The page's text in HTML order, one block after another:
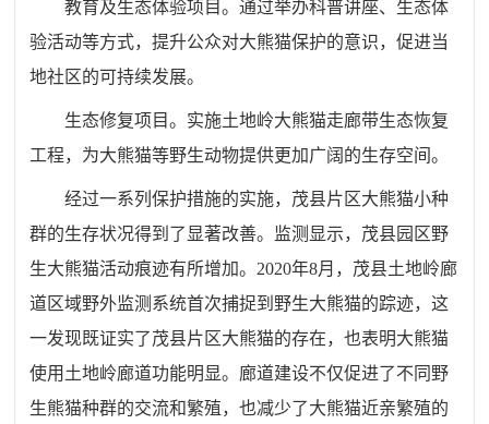
教育及生态体验项目。通过举办科普讲座、生态体
验活动等方式，提升公众对大熊猫保护的意识，促进当
地社区的可持续发展。
生态修复项目。实施土地岭大熊猫走廊带生态恢复
工程，为大熊猫等野生动物提供更加广阔的生存空间。
经过一系列保护措施的实施，茂县片区大熊猫小种
群的生存状况得到了显著改善。监测显示，茂县园区野
生大熊猫活动痕迹有所增加。2020年8月，茂县土地岭廊
道区域野外监测系统首次捕捉到野生大熊猫的踪迹，这
一发现既证实了茂县片区大熊猫的存在，也表明大熊猫
使用土地岭廊道功能明显。廊道建设不仅促进了不同野
生熊猫种群的交流和繁殖，也减少了大熊猫近亲繁殖的